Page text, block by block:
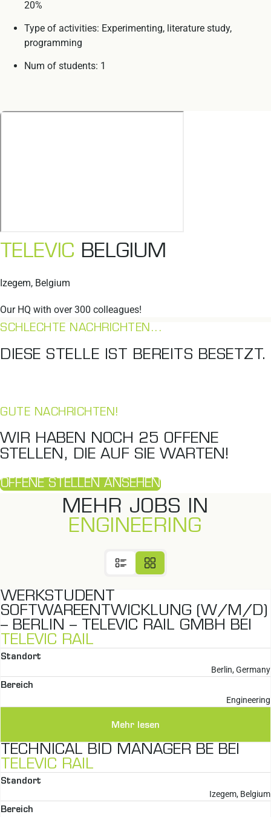
20%
Type of activities: Experimenting, literature study,
programming
Num of students: 1
TELEVIC BELGIUM
Izegem, Belgium
Our HQ with over 300 colleagues!
SCHLECHTE NACHRICHTEN...
DIESE STELLE IST BEREITS BESETZT.
GUTE NACHRICHTEN!
WIR HABEN NOCH 25 OFFENE
STELLEN, DIE AUF SIE WARTEN!
OFFENE STELLEN ANSEHEN
MEHR JOBS IN
ENGINEERING
WERKSTUDENT
SOFTWAREENTWICKLUNG (W/M/D)
– BERLIN – TELEVIC RAIL GMBH BEI
TELEVIC RAIL
Standort
Berlin, Germany
Bereich
Engineering
Mehr lesen
TECHNICAL BID MANAGER BE BEI
TELEVIC RAIL
Standort
Izegem, Belgium
Bereich